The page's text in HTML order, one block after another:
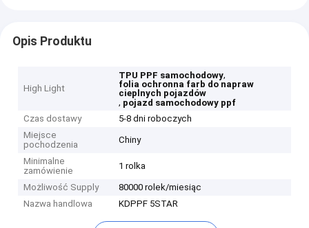
Opis Produktu
High Light
TPU PPF samochodowy,
folia ochronna farb do napraw
cieplnych pojazdów
, pojazd samochodowy ppf
Czas dostawy
5-8 dni roboczych
Miejsce
pochodzenia
Chiny
Minimalne
zamówienie
1 rolka
Możliwość Supply
80000 rolek/miesiąc
Nazwa handlowa
KDPPF 5STAR